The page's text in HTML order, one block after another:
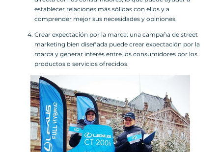
establecer relaciones más sólidas con ellos y a
comprender mejor sus necesidades y opiniones.
Crear expectación por la marca: una campaña de street
marketing bien diseñada puede crear expectación por la
marca y generar interés entre los consumidores por los
productos o servicios ofrecidos.